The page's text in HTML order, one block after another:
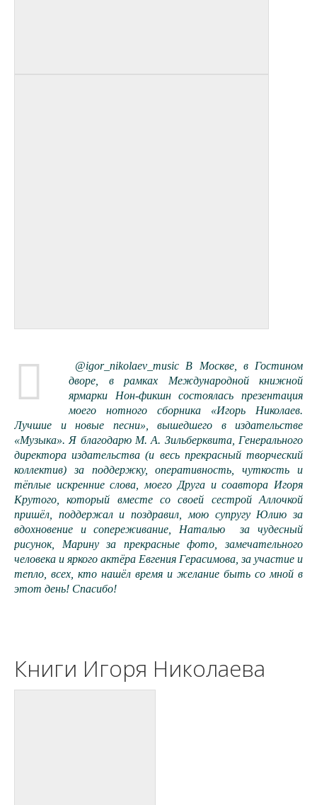
@igor_nikolaev_music В Москве, в Гостином
дворе, в рамках Международной книжной
ярмарки Нон-фикшн состоялась презентация
моего нотного сборника «Игорь Николаев.
Лучшие и новые песни», вышедшего в издательстве
«Музыка». Я благодарю М. А. Зильберквита, Генерального
директора издательства (и весь прекрасный творческий
коллектив) за поддержку, оперативность, чуткость и
тёплые искренние слова, моего Друга и соавтора Игоря
Крутого, который вместе со своей сестрой Аллочкой
пришёл, поддержал и поздравил, мою супругу Юлию за
вдохновение и сопереживание, Наталью за чудесный
рисунок, Марину за прекрасные фото, замечательного
человека и яркого актёра Евгения Герасимова, за участие и
тепло, всех, кто нашёл время и желание быть со мной в
этот день! Спасибо!
Книги Игоря Николаева